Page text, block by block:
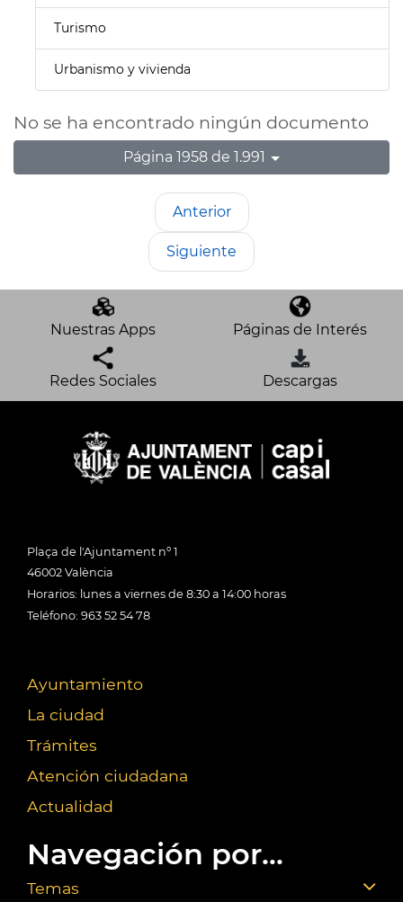
Turismo
Urbanismo y vivienda
No se ha encontrado ningún documento
Página 1958 de 1.991
Anterior
Siguiente
Nuestras Apps Páginas de Interés
Redes Sociales Descargas
Plaça de l'Ajuntament nº 1
46002 València
Horarios: lunes a viernes de 8:30 a 14:00 horas
Teléfono: 963 52 54 78
Ayuntamiento
La ciudad
Trámites
Atención ciudadana
Actualidad
Navegación por...
Temas